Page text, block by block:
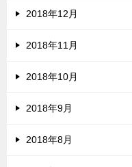
2018年12月
2018年11月
2018年10月
2018年9月
2018年8月